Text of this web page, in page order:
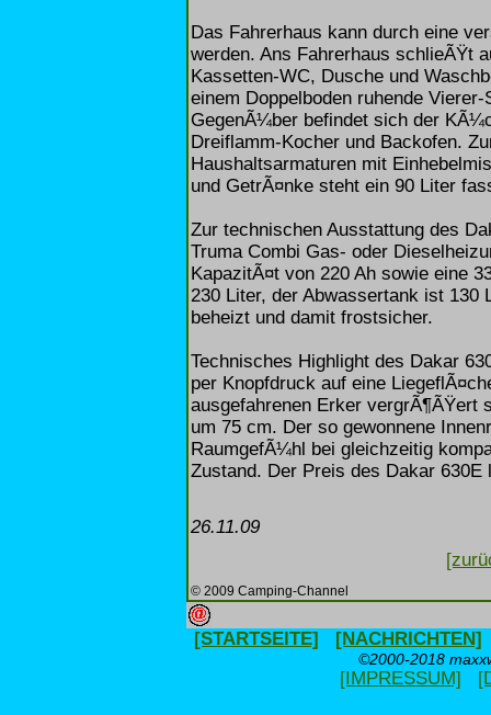
Das Fahrerhaus kann durch eine
werden. Ans Fahrerhaus schlieÃŸt
Kassetten-WC, Dusche und
einem Doppelboden ruhende
GegenÃ¼ber befindet sich der
Dreiflamm-Kocher und Backofen.
Haushaltsarmaturen mit
und GetrÃ¤nke steht ein 90 Liter
Zur technischen Ausstattung des
Truma Combi Gas- oder
KapazitÃ¤t von 220 Ah sowie eine
230 Liter, der Abwassertank ist 130
beheizt und damit frostsicher.
Technisches Highlight des Dakar
per Knopfdruck auf eine
ausgefahrenen Erker vergrÃ¶ÃŸert
um 75 cm. Der so gewonnene
RaumgefÃ¼hl bei gleichzeitig
Zustand. Der Preis des Dakar 630E
26.11.09
© 2009 Camping-Channel
[STARTSEITE] [NACHRICHTEN]
©2000-2018
[IMPRESSUM]